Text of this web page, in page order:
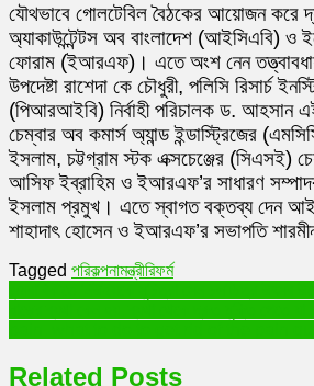
যৌথভাবে গোলটেবিল বৈঠকের আয়োজন করে দ্য
অ্যাকাউন্টেন্টস অব বাংলাদেশ (আইসিএবি) ও
ফোরাম (ইআরএফ)। এতে অংশ নেন
উপদেষ্টা রাশেদা কে চৌধুরী, পলিসি রিসার্চ
(পিআরআইবি) নির্বাহী পরিচালক ড. আহসান
চেম্বার অব কমার্স অ্যান্ড ইন্ডাস্ট্রিজের
ইসলাম, চট্টগ্রাম স্টক এক্সচেঞ্জের (সিএসই)
আসিফ ইব্রাহিম ও ইআরএফ’র সাধারণ
ইসলাম প্রমুখ। এতে স্বাগত বক্তব্য দেন
শাহাদাৎ হোসেন ও ইআরএফ’র সভাপতি
Tagged পরিকল্পনামন্ত্রীরিফর্ম
Post
navigation
Related Posts